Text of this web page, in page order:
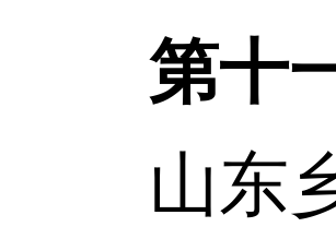
第十
山东乡